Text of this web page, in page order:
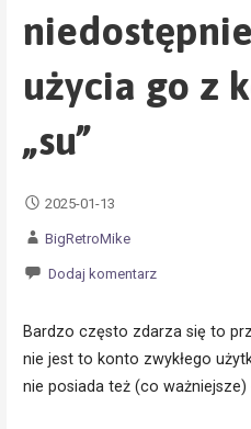
użycia go z
„su”
2025-01-13
BigRetroMike
Dodaj komentarz
Bardzo często zdarza się to
nie jest to konto zwykłego
nie posiada też (co